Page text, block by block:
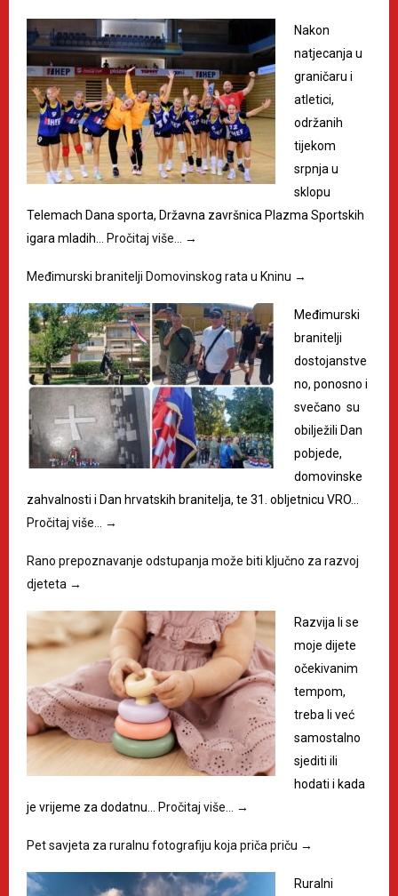
Nakon
natjecanja u
graničaru i
atletici,
održanih
tijekom
srpnja u
sklopu
Telemach Dana sporta, Državna završnica Plazma Sportskih
igara mladih…
Pročitaj više… →
Međimurski branitelji Domovinskog rata u Kninu →
Međimurski
branitelji
dostojanstve
no, ponosno i
svečano su
obilježili Dan
pobjede,
domovinske
zahvalnosti i Dan hrvatskih branitelja, te 31. obljetnicu VRO…
Pročitaj više…
→
Rano prepoznavanje odstupanja može biti ključno za razvoj
djeteta →
Razvija li se
moje dijete
očekivanim
tempom,
treba li već
samostalno
sjediti ili
hodati i kada
je vrijeme za dodatnu…
Pročitaj više… →
Pet savjeta za ruralnu fotografiju koja priča priču →
Ruralni